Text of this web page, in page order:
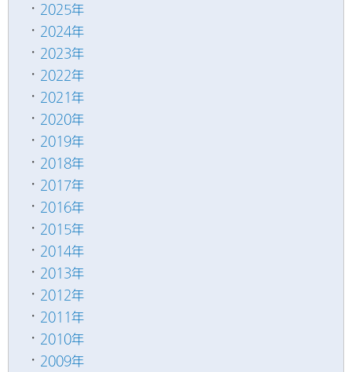
2025年
2024年
2023年
2022年
2021年
2020年
2019年
2018年
2017年
2016年
2015年
2014年
2013年
2012年
2011年
2010年
2009年